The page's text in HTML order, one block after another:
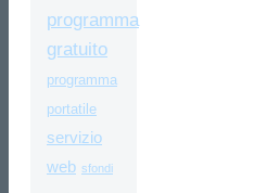
programma
gratuito
programma
portatile
servizio
web sfondi